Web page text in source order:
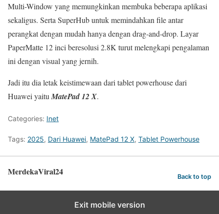
Multi-Window yang memungkinkan membuka beberapa aplikasi
sekaligus. Serta SuperHub untuk memindahkan file antar
perangkat dengan mudah hanya dengan drag-and-drop. Layar
PaperMatte 12 inci beresolusi 2.8K turut melengkapi pengalaman
ini dengan visual yang jernih.
Jadi itu dia letak keistimewaan dari tablet powerhouse dari
Huawei yaitu MatePad 12 X.
Categories: Inet
Tags: 2025, Dari Huawei, MatePad 12 X, Tablet Powerhouse
MerdekaViral24 Back to top
Exit mobile version